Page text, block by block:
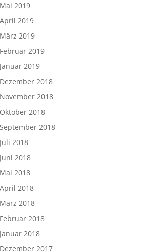
Mai 2019
April 2019
März 2019
Februar 2019
Januar 2019
Dezember 2018
November 2018
Oktober 2018
September 2018
Juli 2018
Juni 2018
Mai 2018
April 2018
März 2018
Februar 2018
Januar 2018
Dezember 2017